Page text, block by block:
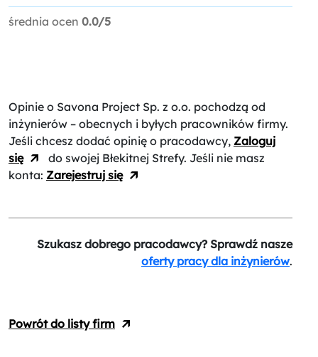
średnia ocen 0.0/5
Opinie o Savona Project Sp. z o.o. pochodzą od
inżynierów – obecnych i byłych pracowników firmy.
Jeśli chcesz dodać opinię o pracodawcy, Zaloguj
się
do swojej Błekitnej Strefy. Jeśli nie masz
konta: Zarejestruj się
Szukasz dobrego pracodawcy? Sprawdź nasze
oferty pracy dla inżynierów.
Powrót do listy firm